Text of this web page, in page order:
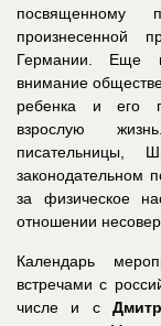
посвященному
Германии. Еще
внимание
ребенка и его
взрослую
писательницы,
законодательном
за физическое
отношении
Календарь
встречами с
числе и с